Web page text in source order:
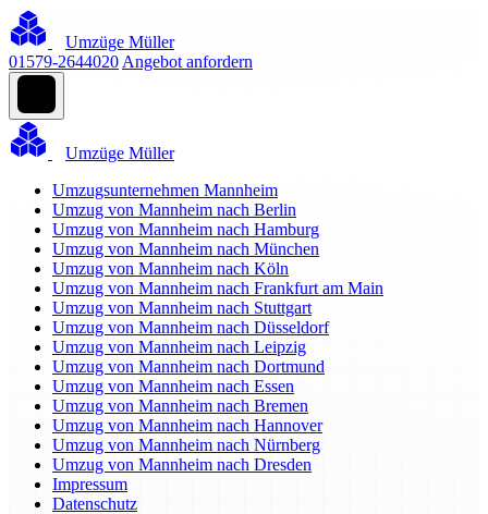
Umzüge Müller
01579-2644020 Angebot anfordern
Umzüge Müller
Umzugsunternehmen Mannheim
Umzug von Mannheim nach Berlin
Umzug von Mannheim nach Hamburg
Umzug von Mannheim nach München
Umzug von Mannheim nach Köln
Umzug von Mannheim nach Frankfurt am Main
Umzug von Mannheim nach Stuttgart
Umzug von Mannheim nach Düsseldorf
Umzug von Mannheim nach Leipzig
Umzug von Mannheim nach Dortmund
Umzug von Mannheim nach Essen
Umzug von Mannheim nach Bremen
Umzug von Mannheim nach Hannover
Umzug von Mannheim nach Nürnberg
Umzug von Mannheim nach Dresden
Impressum
Datenschutz